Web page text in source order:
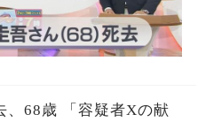
、68歳 「容疑者Xの献